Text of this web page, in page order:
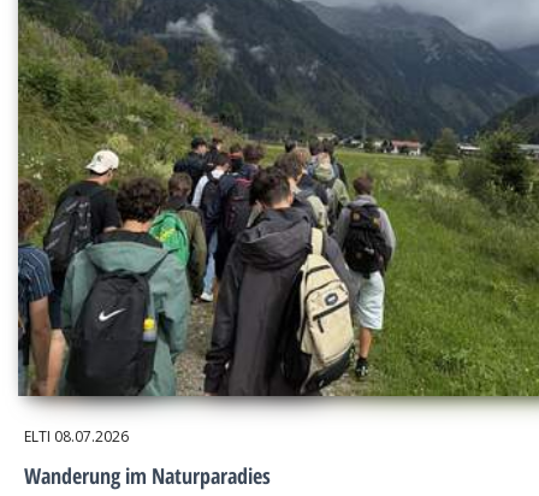
ELTI 08.07.2026
Wanderung im Naturparadies